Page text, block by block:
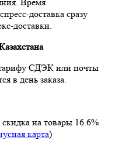
доставка сразу
доставки.
тарифу СДЭК или почты
в день заказа.
на товары 16.6%
карта)